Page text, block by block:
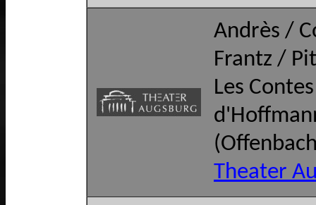
Andrès /
Frantz /
Les Contes
Theater